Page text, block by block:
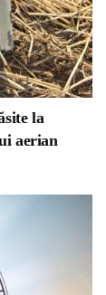
la
aerian